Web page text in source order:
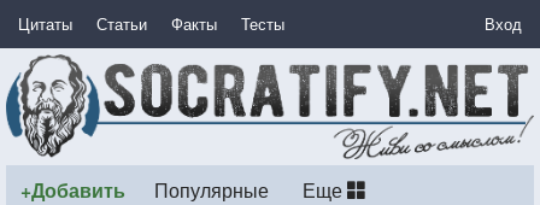
Цитаты Статьи Факты Тесты Вход
+Добавить Популярные Еще